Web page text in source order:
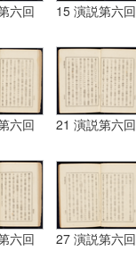
六回 15 演説第六回
六回 21 演説第六回
六回 27 演説第六回